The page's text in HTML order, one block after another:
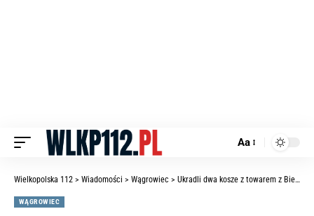
Aa
Wielkopolska 112 > Wiadomości > Wągrowiec > Ukradli dwa kosze z towarem z Biedronki. Poznajesz ich? (ZDJĘCIA)
WĄGROWIEC